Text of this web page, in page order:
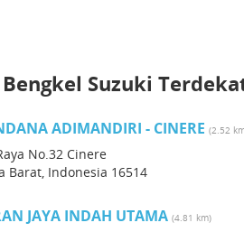
Suzuki
ADIMANDIRI - CINERE (2.52
No.32 Cinere
Barat, Indonesia 16514
JAYA INDAH UTAMA (4.81 km)